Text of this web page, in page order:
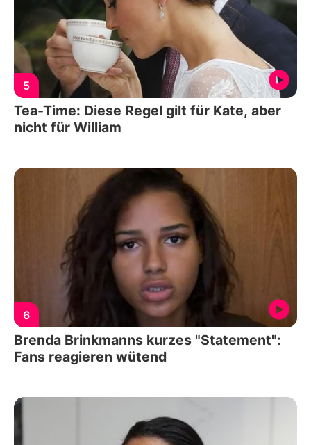
5
Tea-Time: Diese Regel gilt für Kate, aber
nicht für William
6
Brenda Brinkmanns kurzes "Statement":
Fans reagieren wütend